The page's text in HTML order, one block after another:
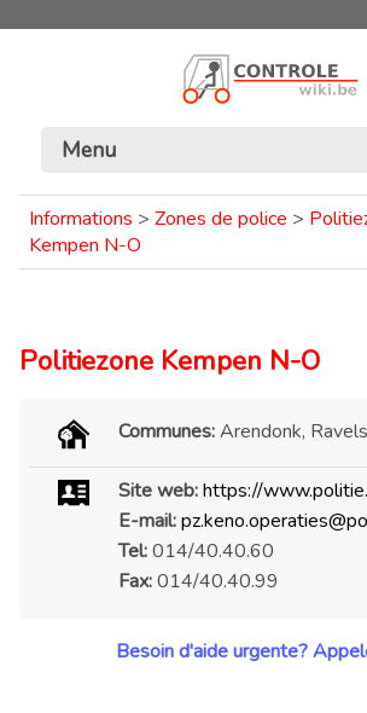
Menu
Informations > Zones de police >
Kempen N-O
Politiezone Kempen N-O
Communes:Arendonk,
Site web:https://
E-mail:
Tel:014/40.40.60
Fax:014/40.40.99
Besoin d'aide urgente?